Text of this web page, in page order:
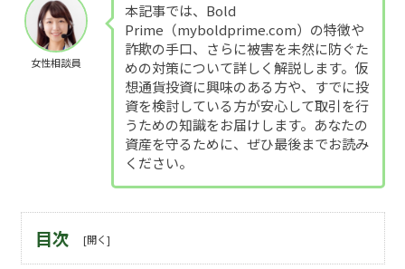
女性相談員
本記事では、Bold
Prime（myboldprime.com）の特徴や
詐欺の手口、さらに被害を未然に防ぐた
めの対策について詳しく解説します。仮
想通貨投資に興味のある方や、すでに投
資を検討している方が安心して取引を行
うための知識をお届けします。あなたの
資産を守るために、ぜひ最後までお読み
ください。
目次